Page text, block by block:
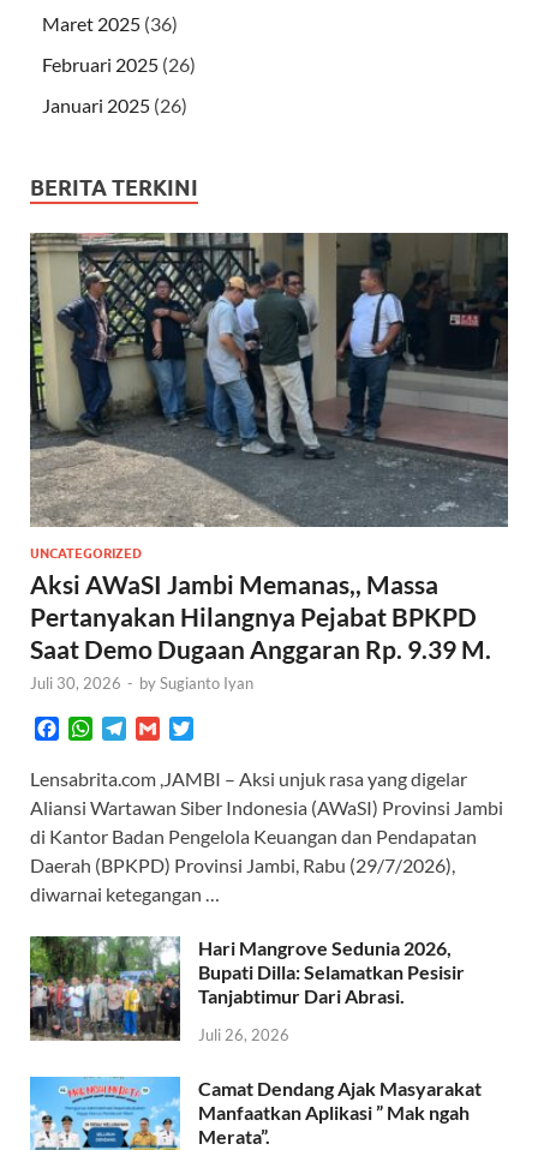
Maret 2025 (36)
Februari 2025 (26)
Januari 2025 (26)
BERITA TERKINI
UNCATEGORIZED
Aksi AWaSI Jambi Memanas,, Massa
Pertanyakan Hilangnya Pejabat BPKPD
Saat Demo Dugaan Anggaran Rp. 9.39 M.
Juli 30, 2026 - bySugianto Iyan
c
e
o
o
k
W
a
t
A
p
p
l
e
r
a
m
G
a
i
i
t
e
r
Lensabrita.com ,JAMBI – Aksi unjuk rasa yang digelar
Aliansi Wartawan Siber Indonesia (AWaSI) Provinsi Jambi
di Kantor Badan Pengelola Keuangan dan Pendapatan
Daerah (BPKPD) Provinsi Jambi, Rabu (29/7/2026),
diwarnai ketegangan …
Hari Mangrove Sedunia 2026,
Bupati Dilla: Selamatkan Pesisir
Tanjabtimur Dari Abrasi.
Juli 26, 2026
Camat Dendang Ajak Masyarakat
Manfaatkan Aplikasi ” Mak ngah
Merata”.